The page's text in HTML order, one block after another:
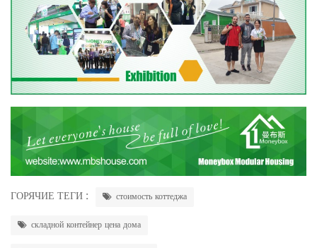
ГОРЯЧИЕ ТЕГИ : стоимость коттеджа
складной контейнер цена дома